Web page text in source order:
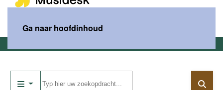
Ga naar hoofdinhoud